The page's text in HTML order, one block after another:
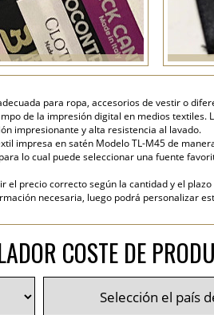
para ropa, accesorios de vestir o
de la impresión digital en medios
impresionante y alta resistencia al lavado.
impresa en satén Modelo TL-M45 de
lo cual puede seleccionar una fuente
el precio correcto según la cantidad y el
necesaria, luego podrá personalizar
COSTE DE